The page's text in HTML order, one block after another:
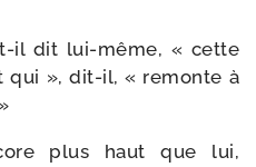
​il dit lui-​même, « cette
qui », dit-​il, « remonte à
plus haut que lui,